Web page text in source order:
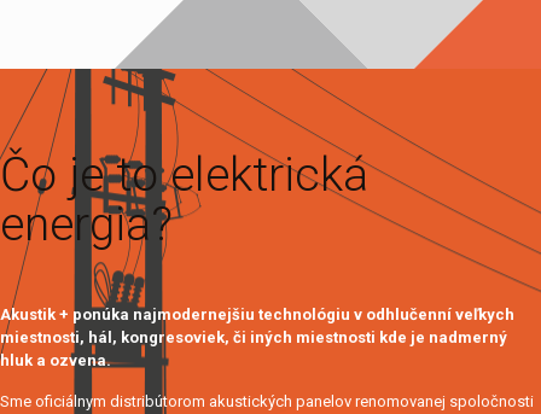
Čo je to elektrická
energia?
Akustik + ponúka najmodernejšiu technológiu v odhlučenní veľkych
miestnosti, hál, kongresoviek, či iných miestnosti kde je nadmerný
hluk a ozvena.
Sme oficiálnym distribútorom akustických panelov renomovanej spoločnosti